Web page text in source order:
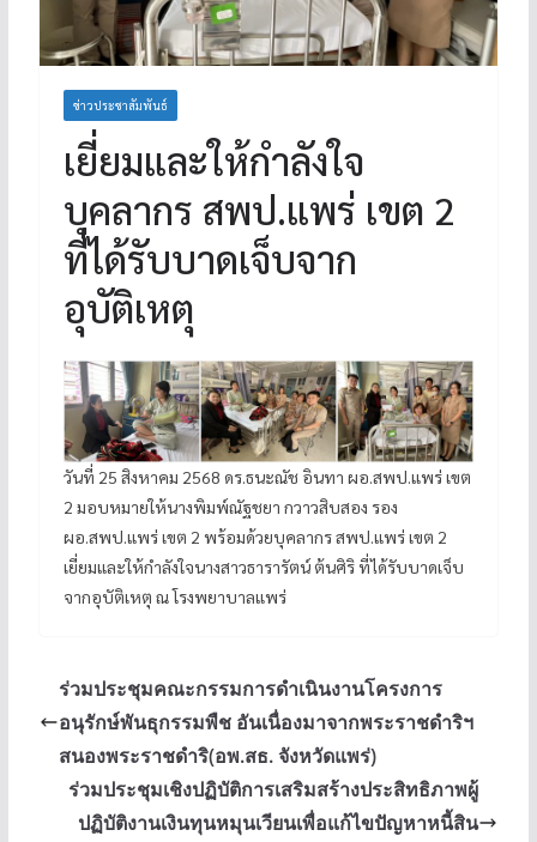
ข่าวประชาสัมพันธ์
เยี่ยมและให้กำลังใจ
บุคลากร สพป.แพร่ เขต 2
ที่ได้รับบาดเจ็บจาก
อุบัติเหตุ
วันที่ 25 สิงหาคม 2568 ดร.ธนะณัช อินทา ผอ.สพป.แพร่ เขต
2 มอบหมายให้นางพิมพ์ณัฐชยา กวาวสิบสอง รอง
ผอ.สพป.แพร่ เขต 2 พร้อมด้วยบุคลากร สพป.แพร่ เขต 2
เยี่ยมและให้กำลังใจนางสาวธารารัตน์ ต้นศิริ ที่ได้รับบาดเจ็บ
จากอุบัติเหตุ ณ โรงพยาบาลแพร่
ร่วมประชุมคณะกรรมการดำเนินงานโครงการ
อนุรักษ์พันธุกรรมพืช อันเนื่องมาจากพระราชดำริฯ
สนองพระราชดำริ(อพ.สธ. จังหวัดแพร่)
ร่วมประชุมเชิงปฏิบัติการเสริมสร้างประสิทธิภาพผู้
ปฏิบัติงานเงินทุนหมุนเวียนเพื่อแก้ไขปัญหาหนี้สิน